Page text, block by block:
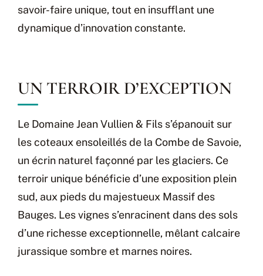
savoir-faire unique, tout en insufflant une
dynamique d’innovation constante.
UN TERROIR D’EXCEPTION
Le Domaine Jean Vullien & Fils s’épanouit sur
les coteaux ensoleillés de la Combe de Savoie,
un écrin naturel façonné par les glaciers. Ce
terroir unique bénéficie d’une exposition plein
sud, aux pieds du majestueux Massif des
Bauges. Les vignes s’enracinent dans des sols
d’une richesse exceptionnelle, mêlant calcaire
jurassique sombre et marnes noires.